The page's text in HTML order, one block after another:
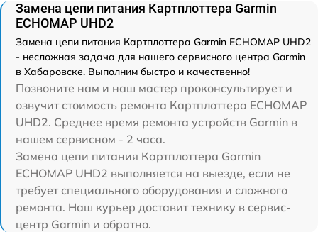
Замена цепи питания Картплоттера Garmin
ECHOMAP UHD2
Замена цепи питания Картплоттера Garmin ECHOMAP UHD2
- несложная задача для нашего сервисного центра Garmin
в Хабаровске. Выполним быстро и качественно!
Позвоните нам и наш мастер проконсультирует и
озвучит стоимость ремонта Картплоттера ECHOMAP
UHD2. Среднее время ремонта устройств Garmin в
нашем сервисном - 2 часа.
Замена цепи питания Картплоттера Garmin
ECHOMAP UHD2 выполняется на выезде, если не
требует специального оборудования и сложного
ремонта. Наш курьер доставит технику в сервис-
центр Garmin и обратно.